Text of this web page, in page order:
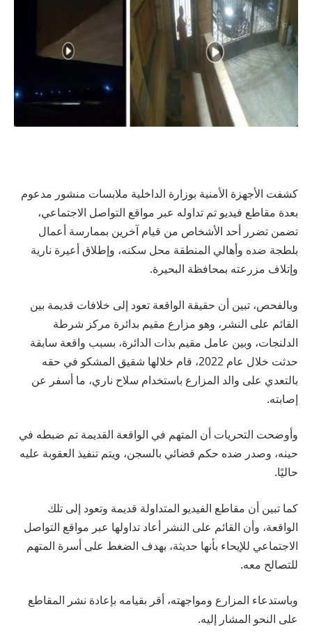
كشفت الأجهزة الأمنية بوزارة الداخلية ملابسات منشور مدعوم
بعدة مقاطع فيديو تم تداوله عبر مواقع التواصل الاجتماعي،
تضمن تضرر أحد الأشخاص من قيام آخرين بممارسة أعمال
بلطجة ضده وأهالي المنطقة محل سكنه، وإطلاق أعيرة نارية
وإتلاف مزرعته بمحافظة البحيرة.
وبالفحص، تبين أن حقيقة الواقعة تعود إلى خلافات قديمة بين
القائم على النشر، وهو مزارع مقيم بدائرة مركز شرطة
الدلنجات، وبين عامل مقيم بذات الدائرة، بسبب واقعة سابقة
حدثت خلال عام 2022، قام خلالها شقيق المشكو في حقه
بالتعدي على والد المزارع باستخدام سلاح ناري، ما أسفر عن
إصابته.
وأوضحت التحريات أن المتهم في الواقعة القديمة تم ضبطه في
حينه، وصدر ضده حكم قضائي بالسجن، ويتم تنفيذ العقوبة عليه
حاليًا.
كما تبين أن مقاطع الفيديو المتداولة قديمة وتعود إلى تلك
الواقعة، وأن القائم على النشر أعاد تداولها عبر مواقع التواصل
الاجتماعي للإيحاء بأنها حديثة، بهدف الضغط على أسرة المتهم
للتصالح معه.
وباستدعاء المزارع ومواجهته، أقر بقيامه بإعادة نشر المقاطع
على النحو المشار إليه.